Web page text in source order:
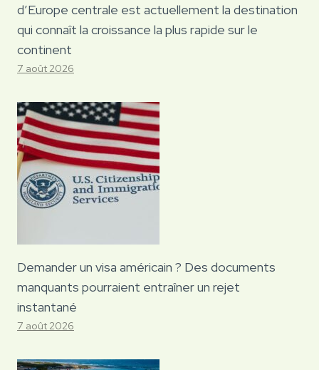
d’Europe centrale est actuellement la destination
qui connaît la croissance la plus rapide sur le
continent
7 août 2026
Demander un visa américain ? Des documents
manquants pourraient entraîner un rejet
instantané
7 août 2026